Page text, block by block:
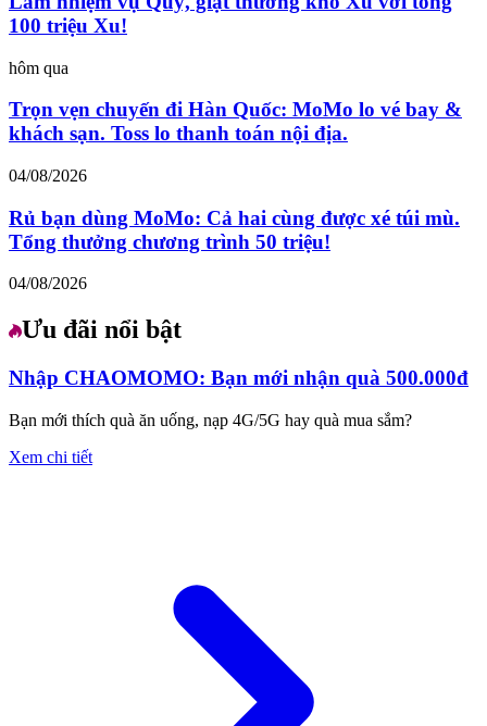
100 triệu Xu!
hôm qua
Trọn vẹn chuyến đi Hàn Quốc: MoMo lo vé bay &
khách sạn. Toss lo thanh toán nội địa.
04/08/2026
Rủ bạn dùng MoMo: Cả hai cùng được xé túi mù.
Tổng thưởng chương trình 50 triệu!
04/08/2026
Ưu đãi nổi bật
Nhập CHAOMOMO: Bạn mới nhận quà 500.000đ
Bạn mới thích quà ăn uống, nạp 4G/5G hay quà mua sắm?
Xem chi tiết